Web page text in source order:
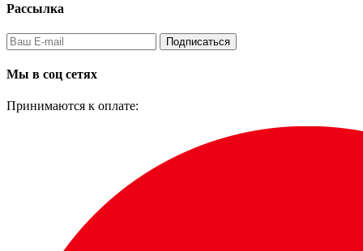
Рассылка
Подписаться
Мы в соц сетях
Принимаются к оплате: